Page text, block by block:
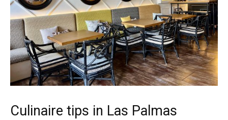
Culinaire tips in Las Palmas